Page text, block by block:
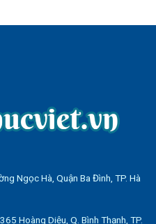
Ngọc Hà, Quận Ba Đình, TP. Hà
Hoàng Diệu, Q. Bình Thạnh, TP.